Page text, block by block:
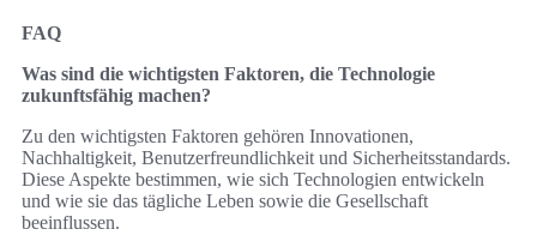
FAQ
Was sind die wichtigsten Faktoren, die Technologie
zukunftsfähig machen?
Zu den wichtigsten Faktoren gehören Innovationen,
Nachhaltigkeit, Benutzerfreundlichkeit und Sicherheitsstandards.
Diese Aspekte bestimmen, wie sich Technologien entwickeln
und wie sie das tägliche Leben sowie die Gesellschaft
beeinflussen.